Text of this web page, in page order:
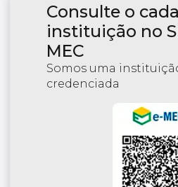
Consulte o
instituição no
MEC
Somos uma
credenciada